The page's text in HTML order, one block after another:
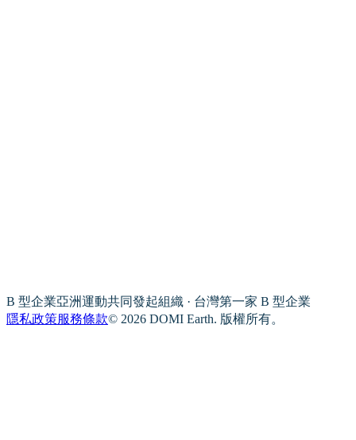
B 型企業亞洲運動共同發起組織 · 台灣第一家 B 型企業
隱私政策服務條款© 2026 DOMI Earth. 版權所有。